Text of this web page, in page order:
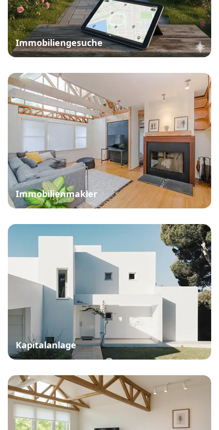
Immobiliengesuche
Immobilienmakler
Kapitalanlage